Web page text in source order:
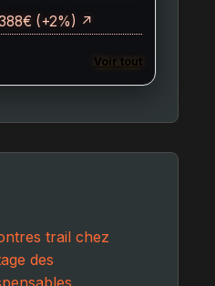
(+2%) ↗
Voir tout
trail chez
des